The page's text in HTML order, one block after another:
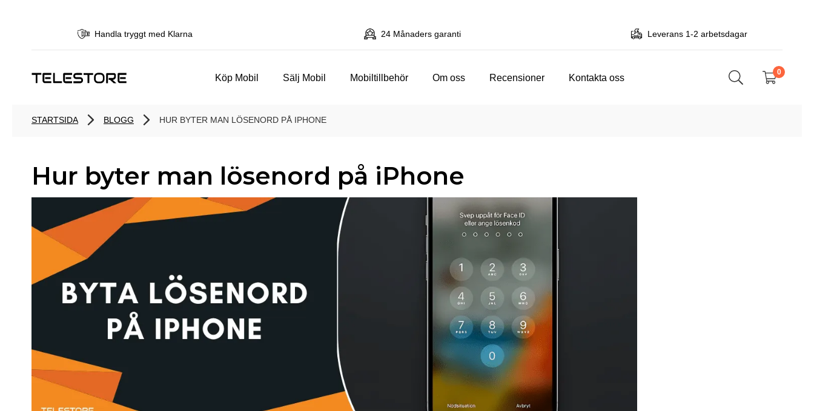
Handla tryggt med Klarna 24 Månaders garanti Leverans 1-2 arbetsdagar
Köp Mobil Sälj Mobil Mobiltillbehör Om oss Recensioner Kontakta oss 0
STARTSIDA BLOGG HUR BYTER MAN LÖSENORD PÅ IPHONE
Hur byter man lösenord på iPhone